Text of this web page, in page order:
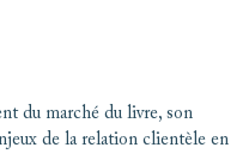
du marché du livre, son
de la relation clientèle en